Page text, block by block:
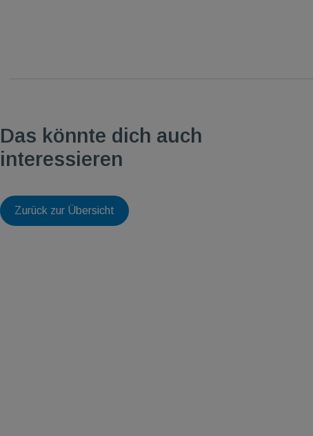
Das könnte dich auch
interessieren
Zurück zur Übersicht